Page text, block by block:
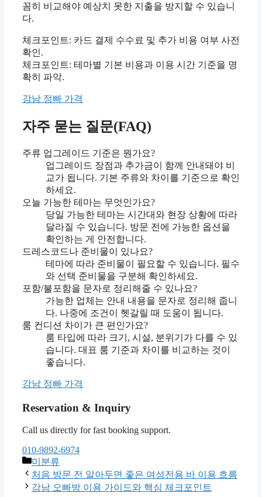
꼼히 비교해야 예상치 못한 지출을 방지할 수 있습니
다.
체크포인트: 카드 결제 수수료 및 추가 비용 여부 사전
확인.
체크포인트: 테마별 기본 비용과 이용 시간 기준을 명
확히 파악.
강남 정빠 가격
자주 묻는 질문(FAQ)
주류 업그레이드 기준은 뭔가요?
업그레이드 장점과 추가금이 함께 안내돼야 비
교가 됩니다. 기본 주류와 차이를 기준으로 확인
하세요.
오늘 가능한 테마는 무엇인가요?
당일 가능한 테마는 시간대와 현장 상황에 따라
달라질 수 있습니다. 방문 전에 가능한 옵션을
확인하는 게 안전합니다.
드레스코드나 준비물이 있나요?
테마에 따라 준비물이 필요할 수 있습니다. 필수
와 선택 준비물을 구분해 확인하세요.
포함/불포함을 문자로 정리해줄 수 있나요?
가능한 업체는 안내 내용을 문자로 정리해 줍니
다. 나중에 조건이 헷갈릴 때 도움이 됩니다.
룸 컨디션 차이가 큰 편인가요?
룸 타입에 따라 크기, 시설, 분위기가 다를 수 있
습니다. 대표 룸 기준과 차이를 비교하는 것이
좋습니다.
강남 정빠 가격
Reservation & Inquiry
Call us directly for fast booking support.
010-9892-6974
카
테
고
미분류
처음 방문 전 알아두면 좋은 여성전용 바 이용 흐름
강남 오빠방 이용 가이드와 핵심 체크포인트